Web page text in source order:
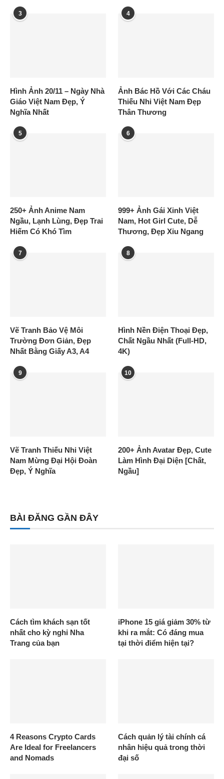
3
Hình Ảnh 20/11 – Ngày Nhà
Giáo Việt Nam Đẹp, Ý
Nghĩa Nhất
4
Ảnh Bác Hồ Với Các Cháu
Thiếu Nhi Việt Nam Đẹp
Thân Thương
5
250+ Ảnh Anime Nam
Ngầu, Lạnh Lùng, Đẹp Trai
Hiếm Có Khó Tìm
6
999+ Ảnh Gái Xinh Việt
Nam, Hot Girl Cute, Dễ
Thương, Đẹp Xỉu Ngang
7
Vẽ Tranh Bảo Vệ Môi
Trường Đơn Giản, Đẹp
Nhất Bằng Giấy A3, A4
8
Hình Nền Điện Thoại Đẹp,
Chất Ngầu Nhất (Full-HD,
4K)
9
Vẽ Tranh Thiếu Nhi Việt
Nam Mừng Đại Hội Đoàn
Đẹp, Ý Nghĩa
10
200+ Ảnh Avatar Đẹp, Cute
Làm Hình Đại Diện [Chất,
Ngầu]
BÀI ĐĂNG GẦN ĐÂY
Cách tìm khách sạn tốt
nhất cho kỳ nghỉ Nha
Trang của bạn
iPhone 15 giá giảm 30% từ
khi ra mắt: Có đáng mua
tại thời điểm hiện tại?
4 Reasons Crypto Cards
Are Ideal for Freelancers
and Nomads
Cách quản lý tài chính cá
nhân hiệu quả trong thời
đại số